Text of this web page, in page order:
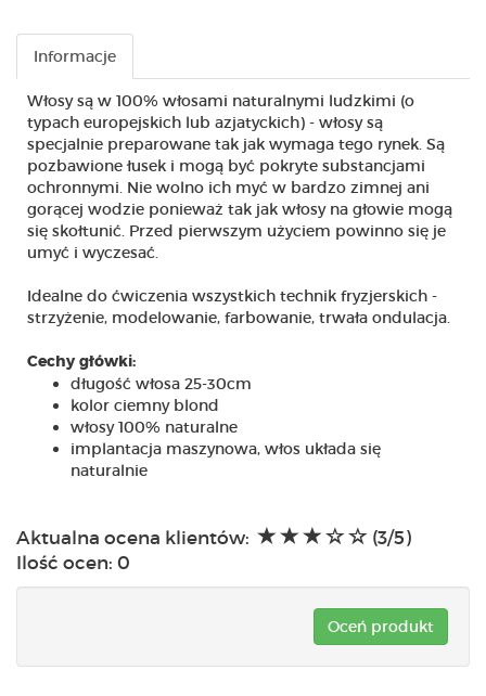
Informacje
Włosy są w 100% włosami naturalnymi ludzkimi (o
typach europejskich lub azjatyckich) - włosy są
specjalnie preparowane tak jak wymaga tego rynek. Są
pozbawione łusek i mogą być pokryte substancjami
ochronnymi. Nie wolno ich myć w bardzo zimnej ani
gorącej wodzie ponieważ tak jak włosy na głowie mogą
się skołtunić. Przed pierwszym użyciem powinno się je
umyć i wyczesać.
Idealne do ćwiczenia wszystkich technik fryzjerskich -
strzyżenie, modelowanie, farbowanie, trwała ondulacja.
Cechy główki:
długość włosa 25-30cm
kolor ciemny blond
włosy 100% naturalne
implantacja maszynowa, włos układa się
naturalnie
Aktualna ocena klientów:
(3/5)
Ilość ocen: 0
Oceń produkt